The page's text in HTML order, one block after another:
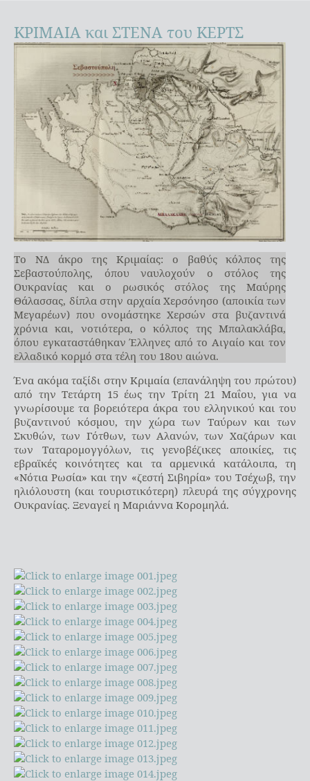
ΚΡΙΜΑΙΑ και ΣΤΕΝΑ του ΚΕΡΤΣ
Το ΝΔ άκρο της Κριμαίας: ο βαθύς κόλπος της
Σεβαστούπολης, όπου ναυλοχούν ο στόλος της
Ουκρανίας και ο ρωσικός στόλος της Μαύρης
Θάλασσας, δίπλα στην αρχαία Χερσόνησο (αποικία των
Μεγαρέων) που ονομάστηκε Χερσών στα βυζαντινά
χρόνια και, νοτιότερα, ο κόλπος της Μπαλακλάβα,
όπου εγκαταστάθηκαν Έλληνες από το Αιγαίο και τον
ελλαδικό κορμό στα τέλη του 18ου αιώνα.
Ένα ακόμα ταξίδι στην Κριμαία (επανάληψη του πρώτου)
από την Τετάρτη 15 έως την Τρίτη 21 Μαΐου, για να
γνωρίσουμε τα βορειότερα άκρα του ελληνικού και του
βυζαντινού κόσμου, την χώρα των Ταύρων και των
Σκυθών, των Γότθων, των Αλανών, των Χαζάρων και
των Ταταρομογγόλων, τις γενοβέζικες αποικίες, τις
εβραϊκές κοινότητες και τα αρμενικά κατάλοιπα, τη
«Νότια Ρωσία» και την «ζεστή Σιβηρία» του Τσέχωβ, την
ηλιόλουστη (και τουριστικότερη) πλευρά της σύγχρονης
Ουκρανίας. Ξεναγεί η Μαριάννα Κορομηλά.